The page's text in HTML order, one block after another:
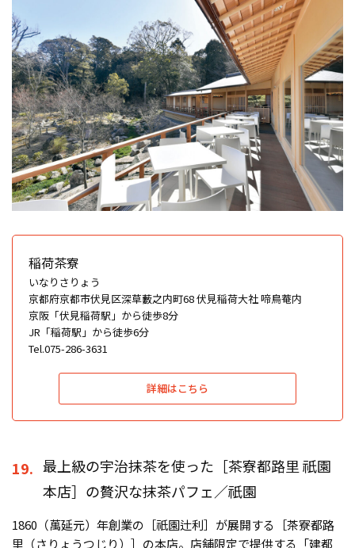
稲荷茶寮
いなりさりょう
京都府京都市伏見区深草藪之内町68 伏見稲荷大社 啼鳥菴内
京阪「伏見稲荷駅」から徒歩8分
JR「稲荷駅」から徒歩6分
Tel.075-286-3631
詳細はこちら
19. 最上級の宇治抹茶を使った［茶寮都路里 祇園
本店］の贅沢な抹茶パフェ／祇園
1860（萬延元）年創業の［祇園辻利］が展開する［茶寮都路
里（さりょうつじり）］の本店。店舗限定で提供する「建都